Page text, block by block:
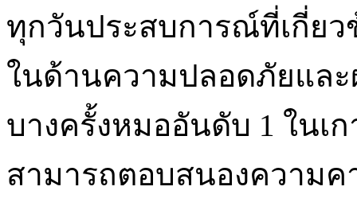
ทุกวันประสบการณ์ที่เกี่ยว
ในด้านความปลอดภัยและ
บางครั้งหมออันดับ 1 ในเ
สามารถตอบสนองความ